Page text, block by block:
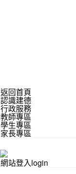
返回首頁
認識建德
行政服務
教師專區
學生專區
家長專區
網站登入login